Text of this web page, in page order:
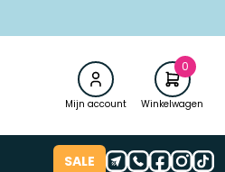
Mijn account
0
Winkelwagen
SALE